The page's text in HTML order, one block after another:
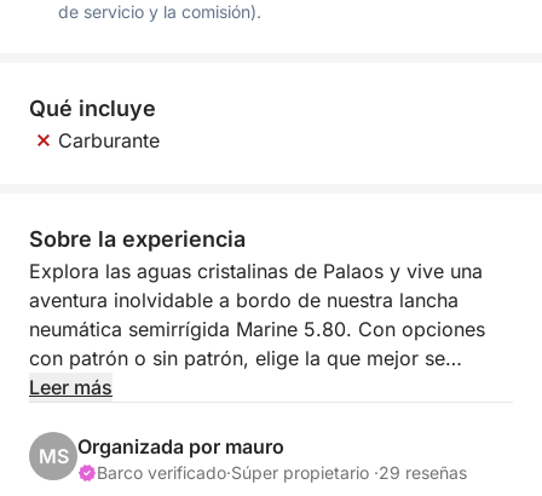
de servicio y la comisión).
Qué incluye
Carburante
Sobre la experiencia
Explora las aguas cristalinas de Palaos y vive una
aventura inolvidable a bordo de nuestra lancha
neumática semirrígida Marine 5.80. Con opciones
con patrón o sin patrón, elige la que mejor se
adapte a tus necesidades.
Toma el mando de la lancha y navega hacia las
hermosas islas de La Maddalena e incluso Córcega,
Leer más
MS Organizada por mauro
Barco verificado·Súper propietario ·29 reseñas